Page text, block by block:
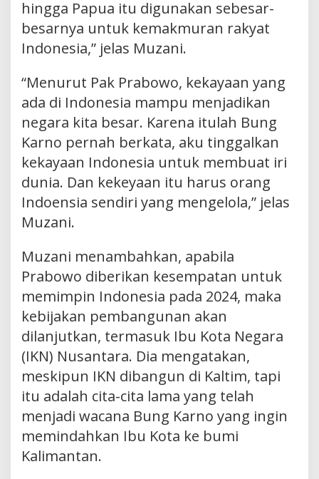
hingga Papua itu digunakan sebesar-
besarnya untuk kemakmuran rakyat
Indonesia,” jelas Muzani.
“Menurut Pak Prabowo, kekayaan yang
ada di Indonesia mampu menjadikan
negara kita besar. Karena itulah Bung
Karno pernah berkata, aku tinggalkan
kekayaan Indonesia untuk membuat iri
dunia. Dan kekeyaan itu harus orang
Indoensia sendiri yang mengelola,” jelas
Muzani.
Muzani menambahkan, apabila
Prabowo diberikan kesempatan untuk
memimpin Indonesia pada 2024, maka
kebijakan pembangunan akan
dilanjutkan, termasuk Ibu Kota Negara
(IKN) Nusantara. Dia mengatakan,
meskipun IKN dibangun di Kaltim, tapi
itu adalah cita-cita lama yang telah
menjadi wacana Bung Karno yang ingin
memindahkan Ibu Kota ke bumi
Kalimantan.